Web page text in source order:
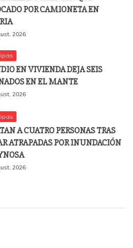
POR CAMIONETA EN
2026
EN VIVIENDA DEJA SEIS
EN EL MANTE
2026
A CUATRO PERSONAS TRAS
ATRAPADAS POR INUNDACIÓN
2026